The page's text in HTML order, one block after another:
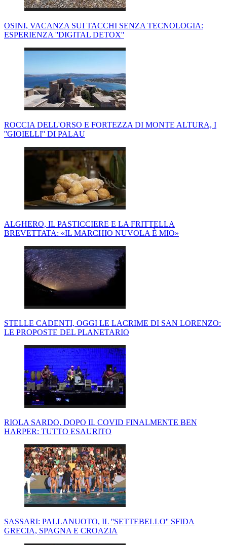
OSINI, VACANZA SUI TACCHI SENZA TECNOLOGIA:
ESPERIENZA ''DIGITAL DETOX''
ROCCIA DELL'ORSO E FORTEZZA DI MONTE ALTURA, I
''GIOIELLI'' DI PALAU
ALGHERO, IL PASTICCIERE E LA FRITTELLA
BREVETTATA: «IL MARCHIO NUVOLA È MIO»
STELLE CADENTI, OGGI LE LACRIME DI SAN LORENZO:
LE PROPOSTE DEL PLANETARIO
RIOLA SARDO, DOPO IL COVID FINALMENTE BEN
HARPER: TUTTO ESAURITO
SASSARI: PALLANUOTO, IL ''SETTEBELLO'' SFIDA
GRECIA, SPAGNA E CROAZIA